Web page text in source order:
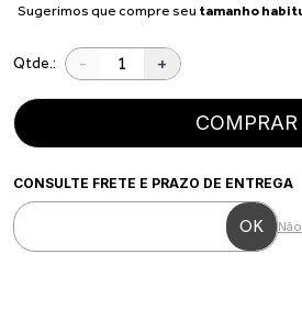
Sugerimos que compre seu tamanho
Qtde.: - +
COMPRAR
CONSULTE FRETE E PRAZO DE ENTREGA